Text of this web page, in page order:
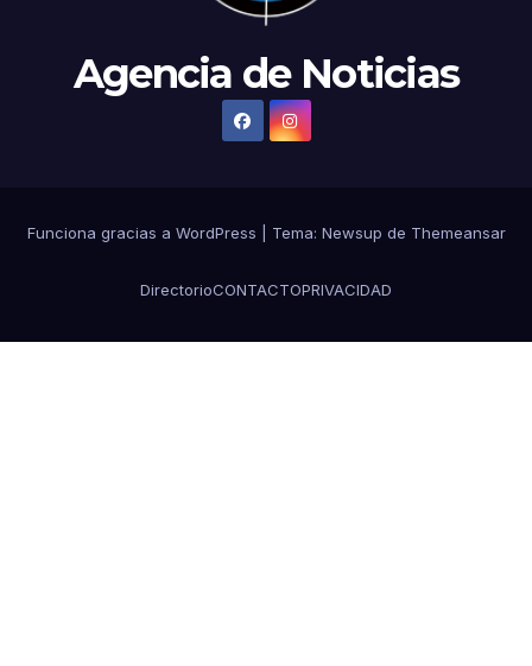
Agencia de Noticias
Funciona gracias a WordPress Tema: Newsup de Themeansar
DirectorioCONTACTOPRIVACIDAD